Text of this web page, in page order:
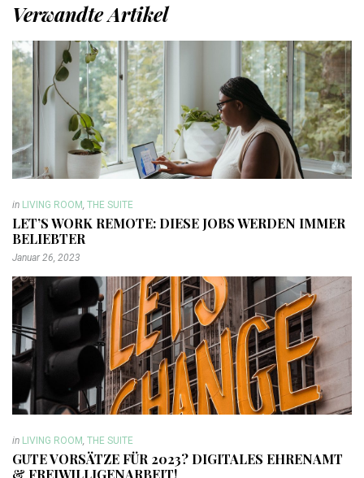
Verwandte Artikel
in LIVING ROOM, THE SUITE
LET’S WORK REMOTE: DIESE JOBS WERDEN IMMER
BELIEBTER
Januar 26, 2023
in LIVING ROOM, THE SUITE
GUTE VORSÄTZE FÜR 2023? DIGITALES EHRENAMT